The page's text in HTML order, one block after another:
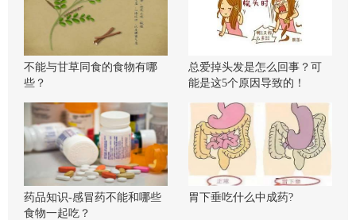
不能与甘草同食的食物有哪
些？
总爱掉头发是怎么回事？可
能是这5个原因导致的！
药品知识-感冒药不能和哪些
食物一起吃？
胃下垂吃什么中成药?